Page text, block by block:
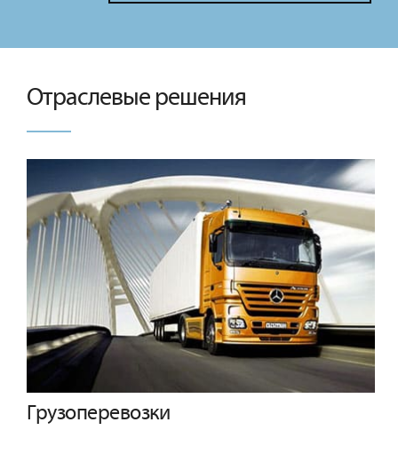
Отраслевые решения
Грузоперевозки